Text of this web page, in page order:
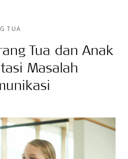
TUA
Tua dan Anak
Masalah